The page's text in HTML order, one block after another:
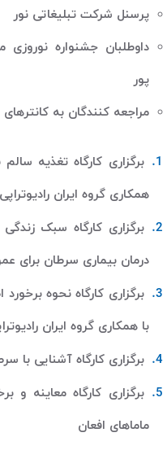
پرسنل شرکت تبلیغاتی نور
داوطلبان جشنواره
پور
مراجعه کنندگان به
برگزاری کارگاه تغذیه
همکاری گروه ایران
برگزاری کارگاه سبک
درمان بیماری سرطان برای
برگزاری کارگاه نحوه برخورد
با همکاری گروه ایران
برگزاری کارگاه آشنایی با
برگزاری کارگاه معاینه و
ماماهای افعان